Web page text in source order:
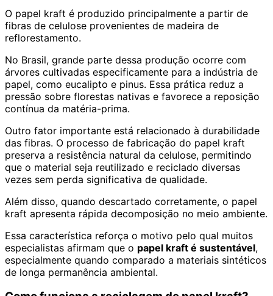
O papel kraft é produzido principalmente a partir de
fibras de celulose provenientes de madeira de
reflorestamento.
No Brasil, grande parte dessa produção ocorre com
árvores cultivadas especificamente para a indústria de
papel, como eucalipto e pinus. Essa prática reduz a
pressão sobre florestas nativas e favorece a reposição
contínua da matéria-prima.
Outro fator importante está relacionado à durabilidade
das fibras. O processo de fabricação do papel kraft
preserva a resistência natural da celulose, permitindo
que o material seja reutilizado e reciclado diversas
vezes sem perda significativa de qualidade.
Além disso, quando descartado corretamente, o papel
kraft apresenta rápida decomposição no meio ambiente.
Essa característica reforça o motivo pelo qual muitos
especialistas afirmam que o papel kraft é sustentável,
especialmente quando comparado a materiais sintéticos
de longa permanência ambiental.